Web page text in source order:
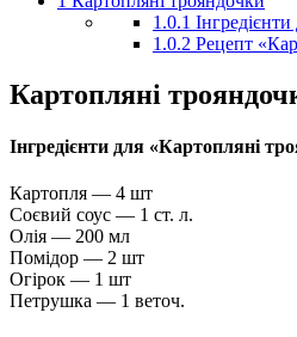
1.0.1
1.0.2 Рецепт
Картопляні
Інгредієнти для «Картопляні
Картопля — 4 шт
Соєвий соус — 1 ст. л.
Олія — ​​200 мл
Помідор — 2 шт
Огірок — 1 шт
Петрушка — 1 веточ.